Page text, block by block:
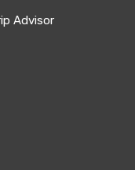
de
Het voelde als
Advisor